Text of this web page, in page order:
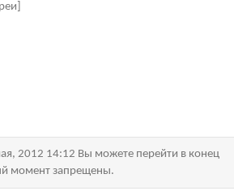
2012 14:12 Вы можете перейти в конец
момент запрещены.